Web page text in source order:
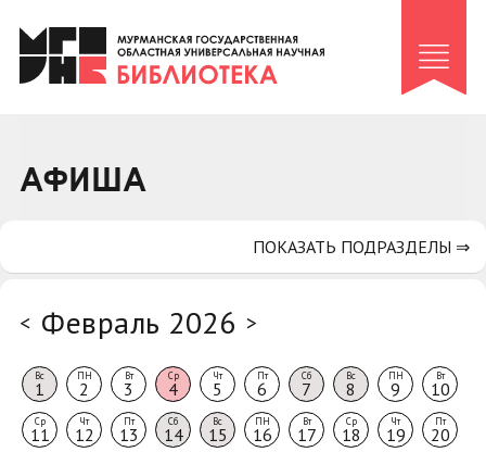
Клуб «Гиря и сельдерей»
Клуб «Семейный архив»
Коллегам
АФИША
< Февраль 2026 >
Вс
1
ПН
2
Вт
3
Ср
4
Чт
5
Пт
6
Сб
7
Вс
8
ПН
9
Вт
10
Ср
11
Чт
12
Пт
13
Сб
14
Вс
15
ПН
16
Вт
17
Ср
18
Чт
19
Пт
20
ПОКАЗАТЬ ПОДРАЗДЕЛЫ ⇒